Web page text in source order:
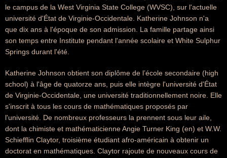
le campus de la West Virginia State College (WVSC), sur l'actuelle
université d'État de Virginie-Occidentale. Katherine Johnson n'a
que dix ans à l'époque de son admission. La famille partage ainsi
son temps entre Institute pendant l'année scolaire et White Sulphur
Springs durant l'été.
Katherine Johnson obtient son diplôme de l’école secondaire (high
school) à l'âge de quatorze ans, puis elle intègre l'université d'État
de Virginie-Occidentale, une université traditionnellement noire. Elle
s'inscrit à tous les cours de mathématiques proposés par
l'université. De nombreux professeurs la prennent sous leur aile,
dont la chimiste et mathématicienne Angie Turner King (en) et W.W.
Schiefflin Claytor, troisième étudiant afro-américain à obtenir un
doctorat en mathématiques. Claytor rajoute de nouveaux cours de